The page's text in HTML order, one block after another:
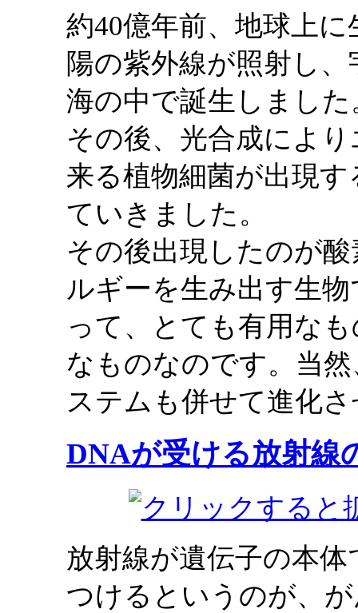
約40億年前、地球上
陽の紫外線が照射し
海の中で誕生しました
その後、光合成によ
来る植物細菌が出現
ていきました。
その後出現したのが
ルギーを生み出す生
って、とても有用な
なものなのです。当
ステムも併せて進化
DNAが受ける放射線
放射線が遺伝子の本
つけるというのが、